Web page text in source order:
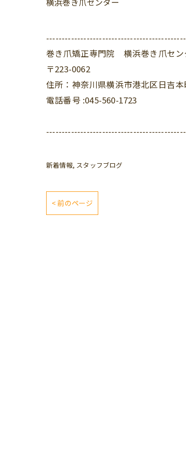
巻き爪矯正専門院 横浜巻き爪セン
〒223-0062
住所：神奈川県横浜市港北区日吉
電話番号 :045-560-1723
新着情報 スタッフブログ
< 前のページ